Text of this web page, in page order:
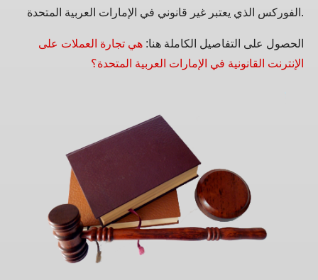
الفوركس الذي يعتبر غير قانوني في الإمارات العربية المتحدة.
الحصول على التفاصيل الكاملة هنا: هي تجارة العملات على
الإنترنت القانونية في الإمارات العربية المتحدة؟